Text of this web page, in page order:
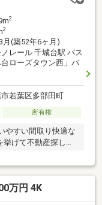
2
2
月(築52年6ヶ月)
レール 千城台駅 バス
ローズタウン西」バ
若葉区多部田町
所有権
やすい間取り快適な
げて不動産探しを
扱っています。リフ
入からリフォームま
・一部未登記・境
談可）
万円 4K